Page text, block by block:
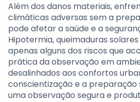
Além dos danos materiais,
climáticas adversas sem a
pode afetar a saúde e a
Hipotermia, queimaduras
apenas alguns dos riscos que
prática da observação em
desalinhados aos confortos
conscientização e a preparação
uma observação segura e